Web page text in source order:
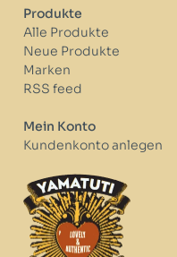
Produkte
Alle Produkte
Neue Produkte
Marken
RSS feed
Mein Konto
Kundenkonto anlegen